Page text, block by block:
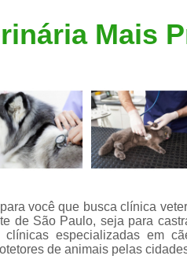
tártaroMais
você que busca clínica
de São Paulo, seja para
clínicas especializadas em
de animais pelas